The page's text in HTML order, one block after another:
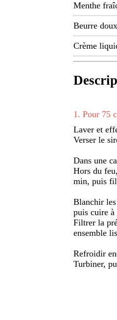
Menthe
Beurre doux
Crème
1 . Pour 75
Laver et
Verser le
Dans une
Hors du
min, puis
Blanchir
puis cuire à
Filtrer la
ensemble
Refroidir
Turbiner,